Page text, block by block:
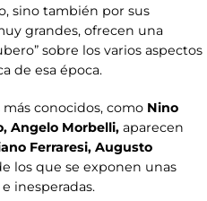
sino también por sus
grandes, ofrecen una
sobre los varios aspectos
de esa época.
conocidos, como Nino
Angelo Morbelli, aparecen
Ferraresi, Augusto
los que se exponen unas
inesperadas.